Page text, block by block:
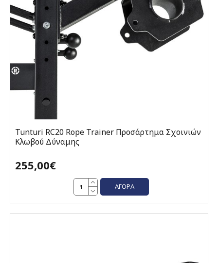
Tunturi RC20 Rope Trainer Προσάρτημα Σχοινιών
Κλωβού Δύναμης
255,00€
ΑΓΟΡΆ